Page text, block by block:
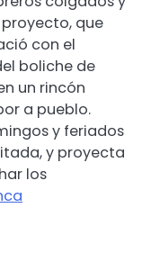
que
con el
boliche de
un rincón
a pueblo.
y feriados
y proyecta
los